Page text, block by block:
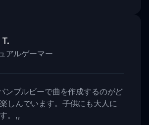
アルゲーマー
ンブルビーで曲を作成するのがど
しんでいます。子供にも大人に
。 ,,